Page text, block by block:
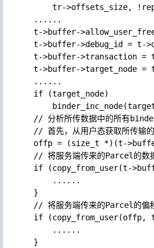
tr->offsets_size,
    ......
t->buffer->allow_user_free
t->buffer->debug_id = t-
t->buffer->transaction =
t->buffer->target_node =
    ......
    if (target_node)
// 分析所传数据中的所有
// 首先，从用户态获取所传输
offp = (size_t *)(t-
// 将服务端传来的Parcel的数
if (copy_from_user(t-
        ......
    }
// 将服务端传来的Parcel的偏
if (copy_from_user(offp,
        ......
    }